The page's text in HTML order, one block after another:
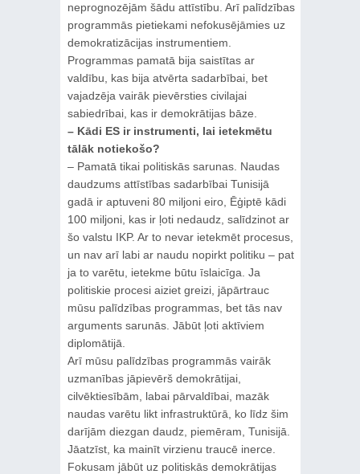
neprognozējām šādu attīstību. Arī palīdzības
programmās pietiekami nefokusējāmies uz
demokratizācijas instrumentiem.
Programmas pamatā bija saistītas ar
valdību, kas bija atvērta sadarbībai, bet
vajadzēja vairāk pievērsties civilajai
sabiedrībai, kas ir demokrātijas bāze.
– Kādi ES ir instrumenti, lai ietekmētu
tālāk notiekošo?
– Pamatā tikai politiskās sarunas. Naudas
daudzums attīstības sadarbībai Tunisijā
gadā ir aptuveni 80 miljoni eiro, Ēģiptē kādi
100 miljoni, kas ir ļoti nedaudz, salīdzinot ar
šo valstu IKP. Ar to nevar ietekmēt procesus,
un nav arī labi ar naudu nopirkt politiku – pat
ja to varētu, ietekme būtu īslaicīga. Ja
politiskie procesi aiziet greizi, jāpārtrauc
mūsu palīdzības programmas, bet tās nav
arguments sarunās. Jābūt ļoti aktīviem
diplomātijā.
Arī mūsu palīdzības programmās vairāk
uzmanības jāpievērš demokrātijai,
cilvēktiesībām, labai pārvaldībai, mazāk
naudas varētu likt infrastruktūrā, ko līdz šim
darījām diezgan daudz, piemēram, Tunisijā.
Jāatzīst, ka mainīt virzienu traucē inerce.
Fokusam jābūt uz politiskās demokrātijas